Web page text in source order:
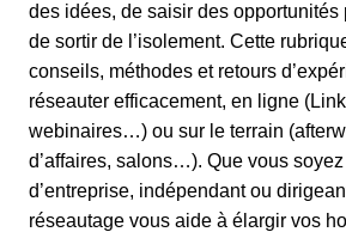
des idées, de saisir des
de sortir de l’isolement. Cette
conseils, méthodes et retours
réseauter efficacement, en ligne
webinaires…) ou sur le terrain
d’affaires, salons…). Que vous
d’entreprise, indépendant ou
réseautage vous aide à élargir vos